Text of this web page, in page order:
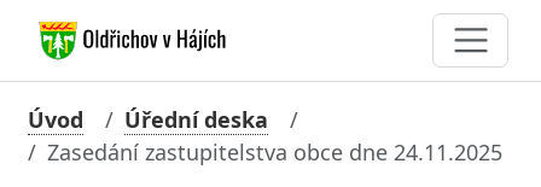
Úvod
Úřední deska
Zasedání zastupitelstva obce dne 24.11.2025